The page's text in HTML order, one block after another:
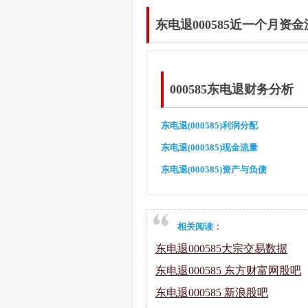
东电退000585近一个月资金
000585东电退财务分析
东电退(000585)利润分配
东电退(000585)现金流量
东电退(000585)资产与负债
相关阅读：
东电退000585大宗交易数据
东电退000585 东方财富网股吧
东电退000585 新浪股吧